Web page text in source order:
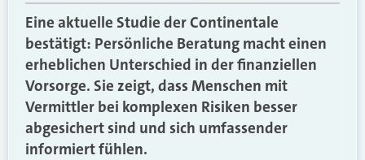
Eine aktuelle Studie der Continentale
bestätigt: Persönliche Beratung macht einen
erheblichen Unterschied in der finanziellen
Vorsorge. Sie zeigt, dass Menschen mit
Vermittler bei komplexen Risiken besser
abgesichert sind und sich umfassender
informiert fühlen.